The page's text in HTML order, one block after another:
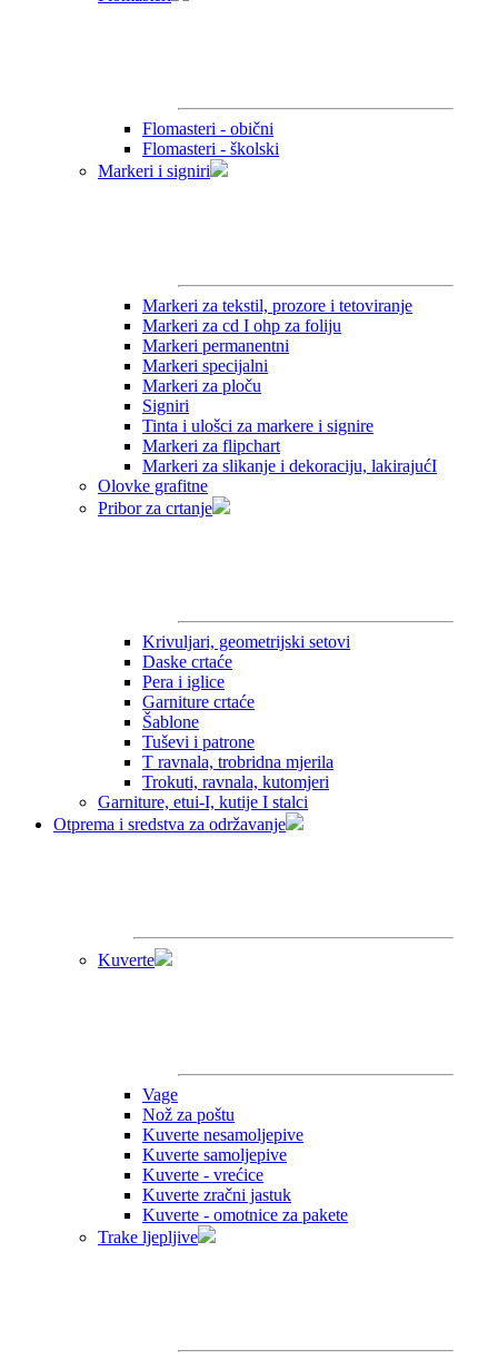
Flomasteri - obični
Flomasteri - školski
Markeri i signiri
Markeri za tekstil, prozore i tetoviranje
Markeri za cd I ohp za foliju
Markeri permanentni
Markeri specijalni
Markeri za ploču
Signiri
Tinta i ulošci za markere i signire
Markeri za flipchart
Markeri za slikanje i dekoraciju, lakirajućI
Olovke grafitne
Pribor za crtanje
Krivuljari, geometrijski setovi
Daske crtaće
Pera i iglice
Garniture crtaće
Šablone
Tuševi i patrone
T ravnala, trobridna mjerila
Trokuti, ravnala, kutomjeri
Garniture, etui-I, kutije I stalci
Otprema i sredstva za održavanje
Kuverte
Vage
Nož za poštu
Kuverte nesamoljepive
Kuverte samoljepive
Kuverte - vrećice
Kuverte zračni jastuk
Kuverte - omotnice za pakete
Trake ljepljive